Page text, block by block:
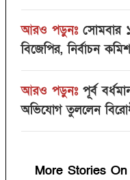
আরও পড়ুনঃ সোমবার
বিজেপির, নির্বাচন
আরও পড়ুনঃ পূর্ব
অভিযোগ তুললেন
More Stories On